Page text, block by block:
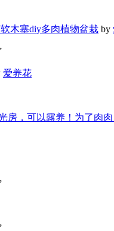
木塞diy多肉植物盆栽 by
爱养花
房，可以露养！为了肉